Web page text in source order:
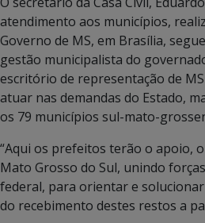
atendimento aos municípios,
Governo de MS, em Brasília,
gestão municipalista do
escritório de representação de
atuar nas demandas do Estado,
os 79 municípios sul-mato-
“Aqui os prefeitos terão o apoio,
Mato Grosso do Sul, unindo
federal, para orientar e
do recebimento destes restos a